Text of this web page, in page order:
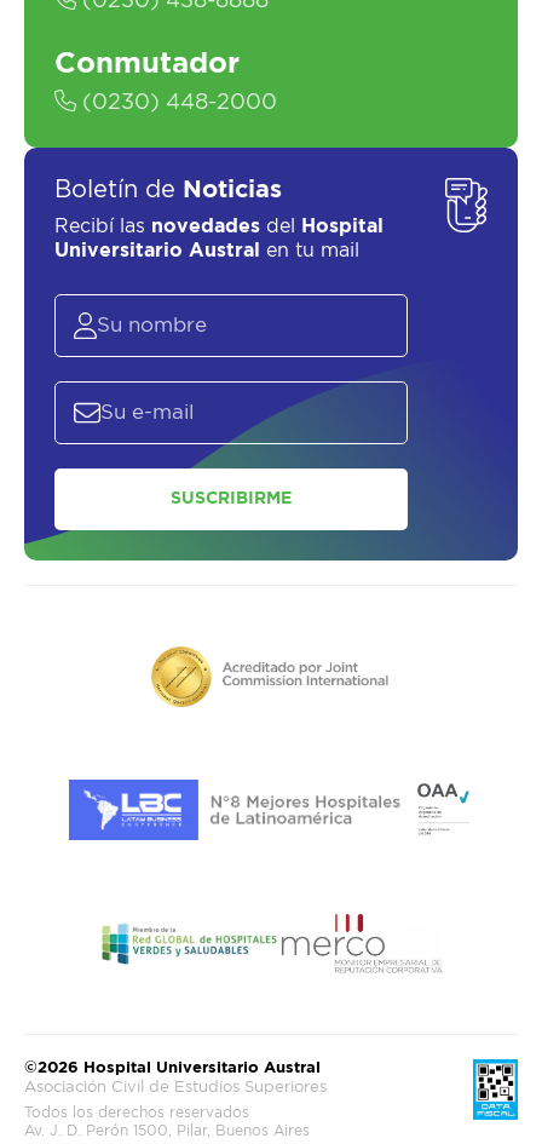
Conmutador
(0230) 448-2000
Boletín de Noticias
Recibí las novedades del
Hospital
Universitario Austral
en tu mail
SUSCRIBIRME
©2026 Hospital Universitario Austral
Asociación Civil de Estudios Superiores
Todos los derechos reservados
Av. J. D. Perón 1500, Pilar, Buenos Aires